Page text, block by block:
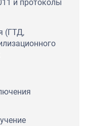
и протоколы
(ГТД,